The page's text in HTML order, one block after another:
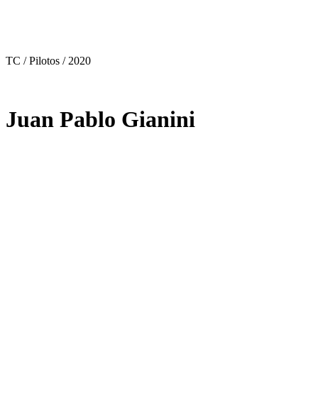
TC / Pilotos / 2020
Juan Pablo Gianini